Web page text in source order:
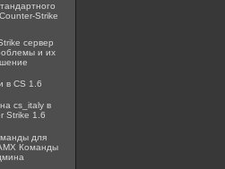
Strike
сервер
и их
в CS 1.6
cs_italy в
Strike 1.6
для
Команды